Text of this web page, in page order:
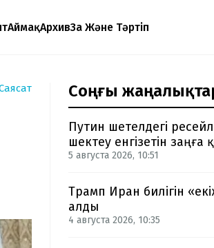
АймақАрхивЗаң Және Тәртіп
Соңғы
Путин шетелдегі
шектеу енгізетін заңға
5 августа 2026, 10:51
Трамп Иран билігін
алды
4 августа 2026, 10:35